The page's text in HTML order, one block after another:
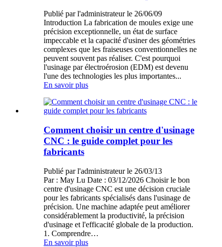
Publié par l'administrateur le 26/06/09
Introduction La fabrication de moules exige une
précision exceptionnelle, un état de surface
impeccable et la capacité d'usiner des géométries
complexes que les fraiseuses conventionnelles ne
peuvent souvent pas réaliser. C'est pourquoi
l'usinage par électroérosion (EDM) est devenu
l'une des technologies les plus importantes...
En savoir plus
Comment choisir un centre d'usinage
CNC : le guide complet pour les
fabricants
Publié par l'administrateur le 26/03/13
Par : May Lu Date : 03/12/2026 Choisir le bon
centre d'usinage CNC est une décision cruciale
pour les fabricants spécialisés dans l'usinage de
précision. Une machine adaptée peut améliorer
considérablement la productivité, la précision
d'usinage et l'efficacité globale de la production.
1. Comprendre…
En savoir plus